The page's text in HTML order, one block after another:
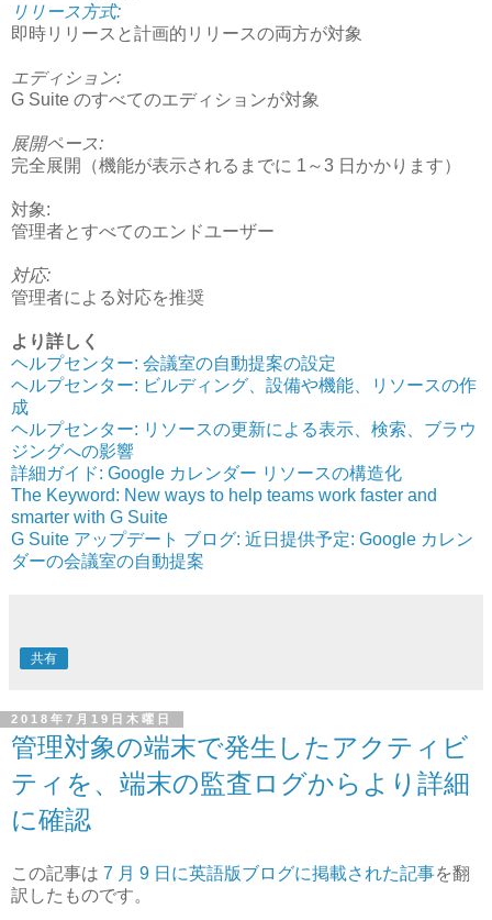
リリース方式:
即時リリースと計画的リリースの両方が対象
エディション:
G Suite のすべてのエディションが対象
展開ペース:
完全展開（機能が表示されるまでに 1～3 日かかります）
対象:
管理者とすべてのエンドユーザー
対応:
管理者による対応を推奨
より詳しく
ヘルプセンター: 会議室の自動提案の設定
ヘルプセンター: ビルディング、設備や機能、リソースの作
成
ヘルプセンター: リソースの更新による表示、検索、ブラウ
ジングへの影響
詳細ガイド: Google カレンダー リソースの構造化
The Keyword: New ways to help teams work faster and
smarter with G Suite
G Suite アップデート ブログ: 近日提供予定: Google カレン
ダーの会議室の自動提案
共有
2018年7月19日木曜日
管理対象の端末で発生したアクティビ
ティを、端末の監査ログからより詳細
に確認
この記事は 7 月 9 日に英語版ブログに掲載された記事を翻
訳したものです。